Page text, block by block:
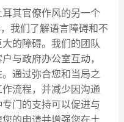
其官僚作风的另一个
我们了解语言障碍和不
的障碍。我们的团队
与政府办公室互动，
通过弥合您和当局之
流程，并减少因沟通
门的支持可以促进与
的申请并增强您在土